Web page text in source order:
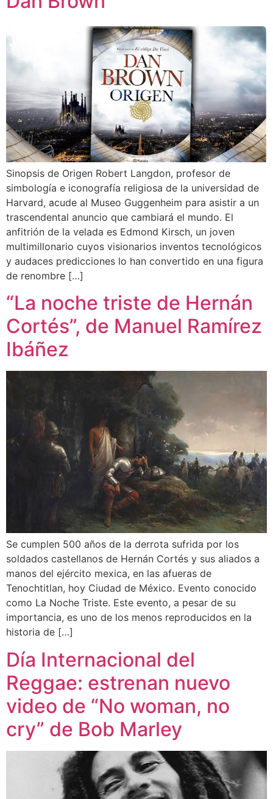
Sinopsis de Origen Robert Langdon, profesor de
simbología e iconografía religiosa de la universidad de
Harvard, acude al Museo Guggenheim para asistir a un
trascendental anuncio que cambiará el mundo. El
anfitrión de la velada es Edmond Kirsch, un joven
multimillonario cuyos visionarios inventos tecnológicos
y audaces predicciones lo han convertido en una figura
de renombre […]
“La noche triste de Hernán
Cortés”, de Manuel Ramírez
Ibáñez
Se cumplen 500 años de la derrota sufrida por los
soldados castellanos de Hernán Cortés y sus aliados a
manos del ejército mexica, en las afueras de
Tenochtitlan, hoy Ciudad de México. Evento conocido
como La Noche Triste. Este evento, a pesar de su
importancia, es uno de los menos reproducidos en la
historia de […]
Día Internacional del
Reggae: estrenan nuevo
video de “No woman, no
cry” de Bob Marley